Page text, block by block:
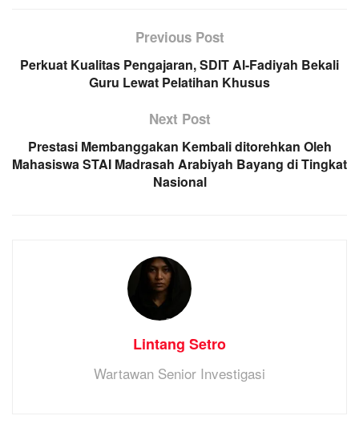
Previous Post
Perkuat Kualitas Pengajaran, SDIT Al-Fadiyah Bekali
Guru Lewat Pelatihan Khusus
Next Post
Prestasi Membanggakan Kembali ditorehkan Oleh
Mahasiswa STAI Madrasah Arabiyah Bayang di Tingkat
Nasional
Lintang Setro
Wartawan Senior Investigasi